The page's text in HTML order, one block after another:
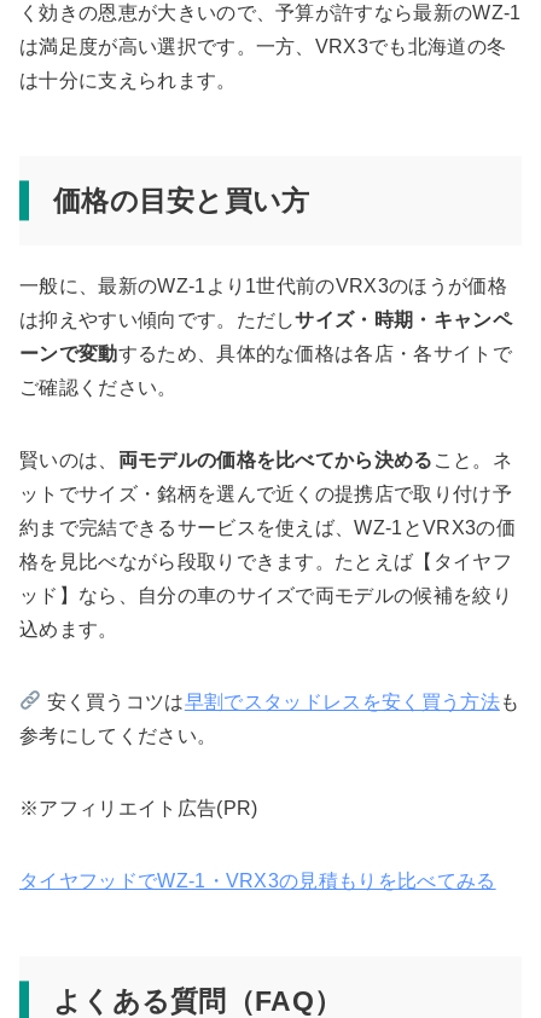
く効きの恩恵が大きいので、予算が許すなら最新のWZ-1
は満足度が高い選択です。一方、VRX3でも北海道の冬
は十分に支えられます。
価格の目安と買い方
一般に、最新のWZ-1より1世代前のVRX3のほうが価格
は抑えやすい傾向です。ただしサイズ・時期・キャンペ
ーンで変動するため、具体的な価格は各店・各サイトで
ご確認ください。
賢いのは、 両モデルの価格を比べてから決める こと。ネ
ットでサイズ・銘柄を選んで近くの提携店で取り付け予
約まで完結できるサービスを使えば、WZ-1とVRX3の価
格を見比べながら段取りできます。たとえば【タイヤフ
ッド】なら、自分の車のサイズで両モデルの候補を絞り
込めます。
安く買うコツは早割でスタッドレスを安く買う方法も
参考にしてください。
※アフィリエイト広告(PR)
タイヤフッドでWZ-1・VRX3の見積もりを比べてみる
よくある質問（FAQ）